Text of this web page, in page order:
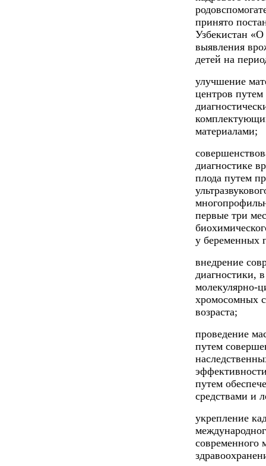
принято
Узбекистан «О
выявления
детей на
улучшение
центров
материалами;
диагностике
плода путем
первые три
у беременных
внедрение
диагностики,
молекулярно-
хромосомных
возраста;
проведение
путем
путем
средствами и
укрепление
современного